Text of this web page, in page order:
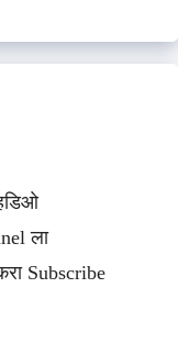
ला
Subscribe